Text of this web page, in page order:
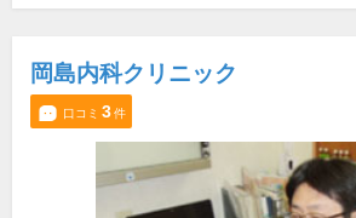
岡島内科クリニック
口コミ 3件